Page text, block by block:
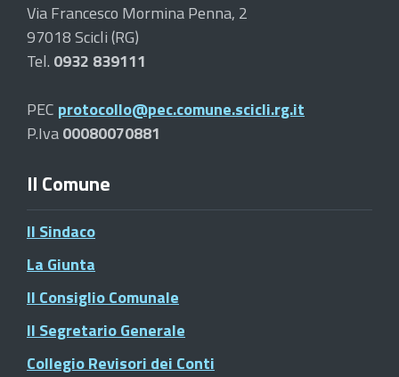
Via Francesco Mormina Penna, 2
97018 Scicli (RG)
Tel. 0932 839111
PEC protocollo@pec.comune.scicli.rg.it
P.Iva00080070881
Il Comune
Il Sindaco
La Giunta
Il Consiglio Comunale
Il Segretario Generale
Collegio Revisori dei Conti